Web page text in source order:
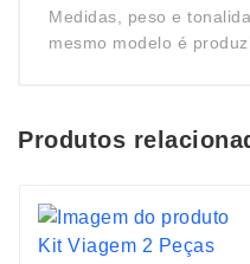
Medidas, peso e
mesmo modelo é
Produtos